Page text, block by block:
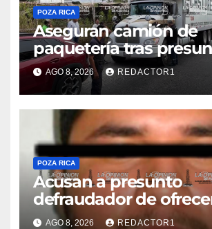
POZA RICA
Aseguran camión de
paquetería tras
captura de una iguana
Tuxpan
AGO 8, 2026 REDACTOR1
POZA RICA
Acusan a presunto
defraudador de
de maestros
AGO 8, 2026 REDACTOR1